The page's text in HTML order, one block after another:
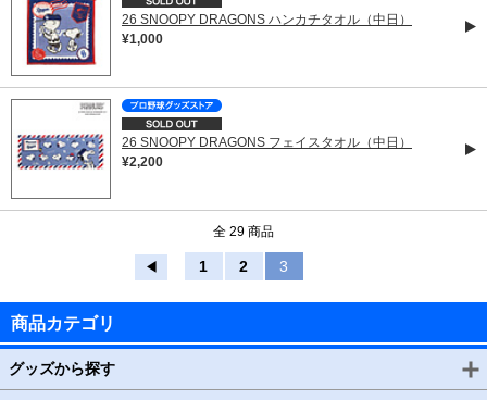
26 SNOOPY DRAGONS ハンカチタオル（中日）
¥1,000
26 SNOOPY DRAGONS フェイスタオル（中日）
¥2,200
全 29 商品
◀ 1 2 3
商品カテゴリ
グッズから探す